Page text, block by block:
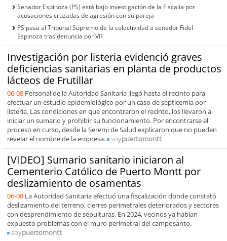
Senador Espinoza (PS) está bajo investigación de la Fiscalía por
acusaciones cruzadas de agresión con su pareja
PS pasa al Tribunal Supremo de la colectividad a senador Fidel
Espinoza tras denuncia por VIF
Investigación por listeria evidenció graves
deficiencias sanitarias en planta de productos
lácteos de Frutillar
06-08 Personal de la Autoridad Sanitaria llegó hasta el recinto para
efectuar un estudio epidemiológico por un caso de septicemia por
listeria. Las condiciones en que encontraron el recinto, los llevaron a
iniciar un sumario y prohibir su funcionamiento. Por encontrarse el
proceso en curso, desde la Seremi de Salud explicaron que no pueden
revelar el nombre de la empresa.
soypuertomontt
[VIDEO] Sumario sanitario iniciaron al
Cementerio Católico de Puerto Montt por
deslizamiento de osamentas
06-08 La Autoridad Sanitaria efectuó una fiscalización donde constató
deslizamiento del terreno, cierres perimetrales deteriorados y sectores
con desprendimiento de sepulturas. En 2024, vecinos ya habían
expuesto problemas con el muro perimetral del camposanto.
soypuertomontt